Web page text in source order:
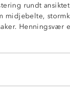
rundt
midjebelte,
foran